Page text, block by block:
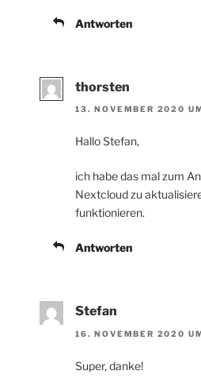
Antworten
thorsten
13. NOVEMBER 2020
Hallo Stefan,
ich habe das mal zum
Nextcloud zu
funktionieren.
Antworten
Stefan
16. NOVEMBER 2020
Super, danke!